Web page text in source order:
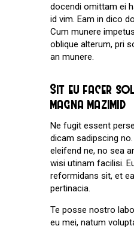
docendi omittam ei
id vim. Eam in dico
Cum munere
oblique alterum, pri
an munere.
Sit eu facer
magna mazimid
Ne fugit essent
dicam sadipscing
eleifend ne, no sea
wisi utinam facilisi.
reformidans sit, et
pertinacia.
Te posse nostro
eu mei, natum